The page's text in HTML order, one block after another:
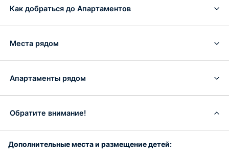
Как добраться до Апартаментов
Места рядом
Апартаменты рядом
Обратите внимание!
Дополнительные места и размещение детей: